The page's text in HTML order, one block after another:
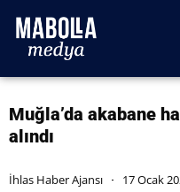
Muğla’da akabane
alındı
İhlas Haber Ajansı 17 Ocak